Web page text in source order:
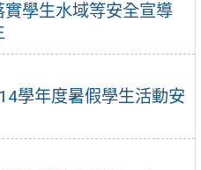
學生水域等安全宣導
學年度暑假學生活動安